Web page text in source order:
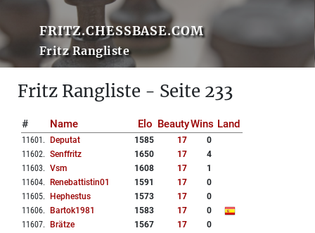
FRITZ.CHESSBASE.COM
Fritz Rangliste
Fritz Rangliste - Seite 233
# Name Elo BeautyWins Land
11601 . Deputat 1585 17
0
11602. Senffritz 1650 17
4
11603. Vsm 1608 17
1
11604. Renebattistin01 1591 17
0
11605. Hephestus 1573 17
0
11606. Bartok1981 1583 17
0
11607. Brätze 1567 17
0